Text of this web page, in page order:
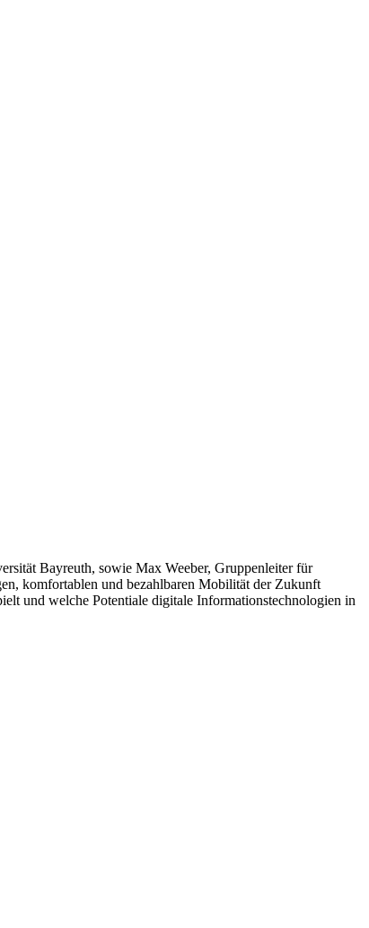
Bayreuth, sowie Max Weeber, Gruppenleiter für
komfortablen und bezahlbaren Mobilität der Zukunft
und welche Potentiale digitale Informationstechnologien in